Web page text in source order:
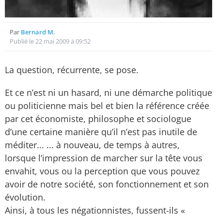
Par Bernard M.
Publié le 22 mai 2009 à 09:52
La question, récurrente, se pose.
Et ce n’est ni un hasard, ni une démarche politique
ou politicienne mais bel et bien la référence créée
par cet économiste, philosophe et sociologue
d’une certaine manière qu’il n’est pas inutile de
méditer... ... à nouveau, de temps à autres,
lorsque l’impression de marcher sur la tête vous
envahit, vous ou la perception que vous pouvez
avoir de notre société, son fonctionnement et son
évolution.
Ainsi, à tous les négationnistes, fussent-ils «